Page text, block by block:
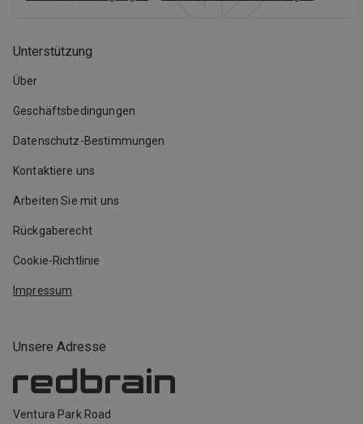
Unsere Adresse
Ventura Park Road
Unterstützung
Über
Geschäftsbedingungen
Datenschutz-Bestimmungen
Kontaktiere uns
Arbeiten Sie mit uns
Rückgaberecht
Cookie-Richtlinie
Impressum